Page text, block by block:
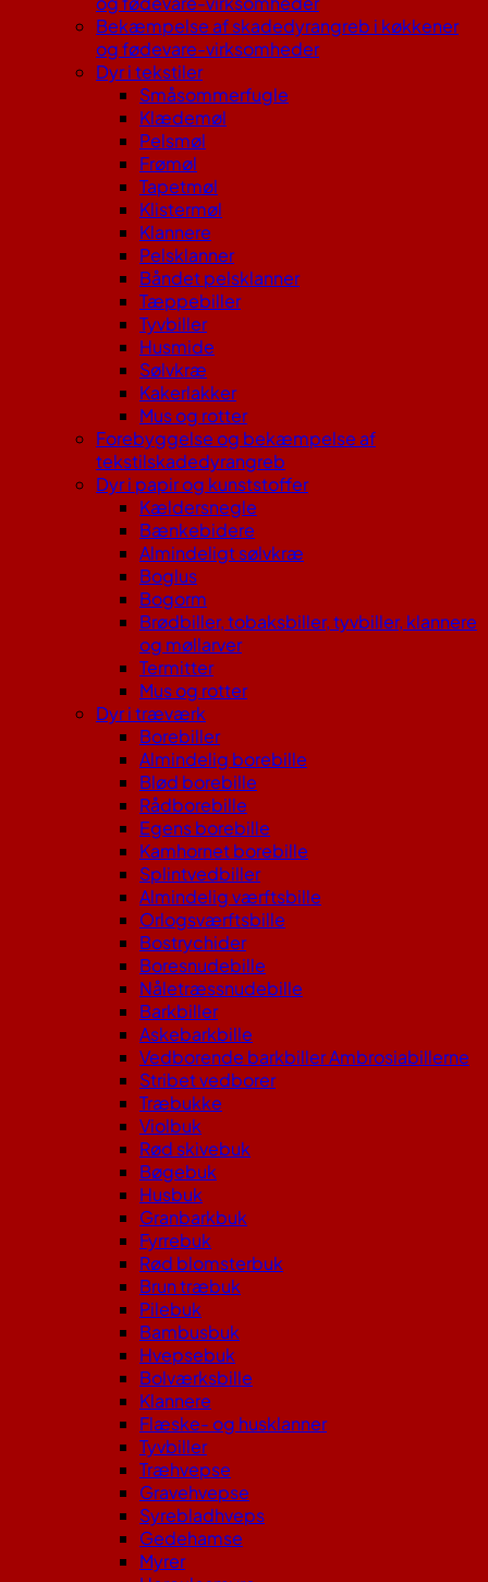
Bekæmpelse af skadedyrangreb i køkkener
og fødevare-virksomheder
Dyr i tekstiler
Småsommerfugle
Klædemøl
Pelsmøl
Frømøl
Tapetmøl
Klistermøl
Klannere
Pelsklanner
Båndet pelsklanner
Tæppebiller
Tyvbiller
Husmide
Sølvkræ
Kakerlakker
Mus og rotter
Forebyggelse og bekæmpelse af
tekstilskadedyrangreb
Dyr i papir og kunststoffer
Kældersnegle
Bænkebidere
Almindeligt sølvkræ
Boglus
Bogorm
Brødbiller, tobaksbiller, tyvbiller, klannere
og møllarver
Termitter
Mus og rotter
Dyr i træværk
Borebiller
Almindelig borebille
Blød borebille
Rådborebille
Egens borebille
Kamhornet borebille
Splintvedbiller
Almindelig værftsbille
Orlogsværftsbille
Bostrychider
Boresnudebille
Nåletræssnudebille
Barkbiller
Askebarkbille
Vedborende barkbiller Ambrosiabillerne
Stribet vedborer
Træbukke
Violbuk
Rød skivebuk
Bøgebuk
Husbuk
Granbarkbuk
Fyrrebuk
Rød blomsterbuk
Brun træbuk
Pilebuk
Bambusbuk
Hvepsebuk
Bolværksbille
Klannere
Flæske- og husklanner
Tyvbiller
Træhvepse
Gravehvepse
Syrebladhveps
Gedehamse
Myrer